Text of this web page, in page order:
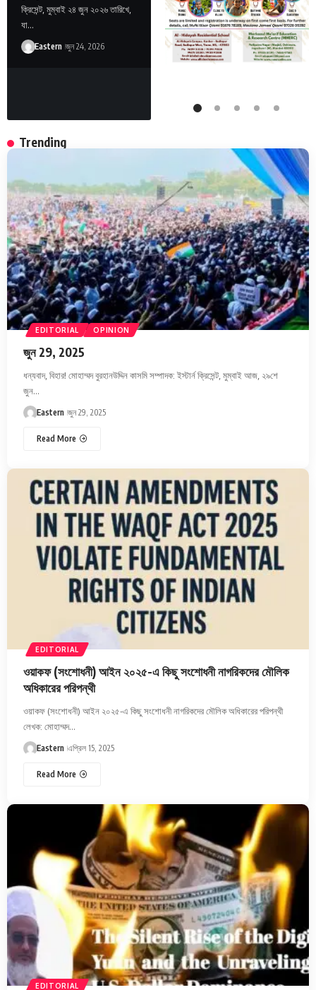
ক্রিসেন্ট, মুম্বাই ২৪ জুন ২০২৬ তারিখে,
যা…
Eastern জুন 24, 2026
Trending
EDITORIAL OPINION
জুন 29, 2025
ধন্যবাদ, বিহার! মোহাম্মদ বুরহানউদ্দিন কাসমি সম্পাদক: ইস্টার্ন ক্রিসেন্ট, মুম্বাই আজ, ২৯শে
জুন…
Eastern জুন 29, 2025
Read More
EDITORIAL
ওয়াকফ (সংশোধনী) আইন ২০২৫-এ কিছু সংশোধনী নাগরিকদের মৌলিক
অধিকারের পরিপন্থী
ওয়াকফ (সংশোধনী) আইন ২০২৫-এ কিছু সংশোধনী নাগরিকদের মৌলিক অধিকারের পরিপন্থী
লেখক: মোহাম্মদ…
Eastern এপ্রিল 15, 2025
Read More
EDITORIAL